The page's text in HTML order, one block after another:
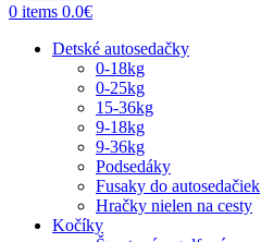
0 items 0.0€
Detské autosedačky
0-18kg
0-25kg
15-36kg
9-18kg
9-36kg
Podsedáky
Fusaky do autosedačiek
Hračky nielen na cesty
Kočíky